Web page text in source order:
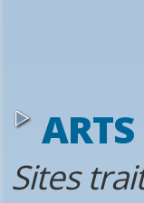
ARTS
Sites